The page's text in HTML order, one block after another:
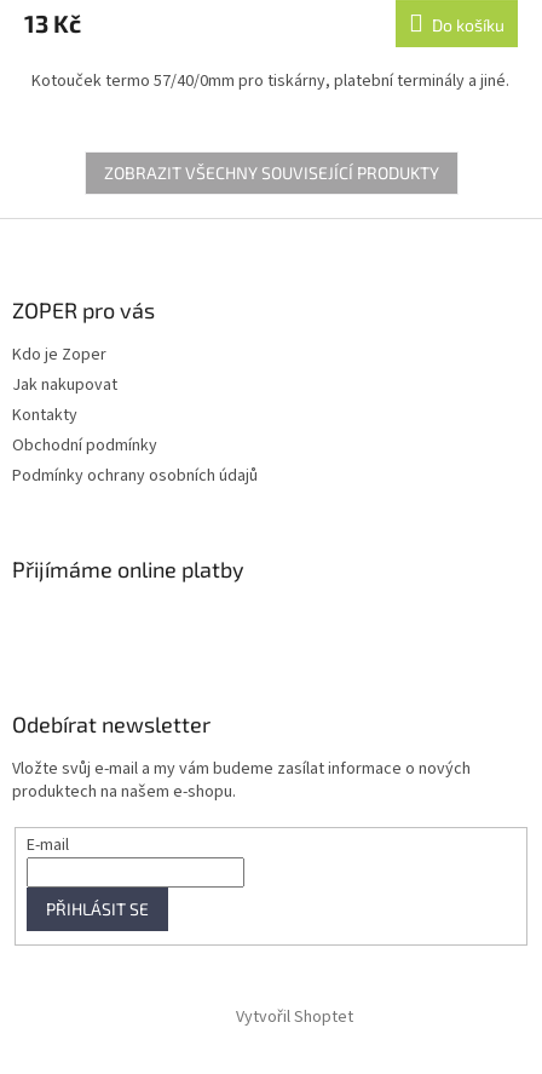
produktu
je
13 Kč Do košíku
Kotouček termo 57/40/0mm pro tiskárny, platební terminály a jiné.
ZOBRAZIT VŠECHNY SOUVISEJÍCÍ PRODUKTY
ZOPER pro vás
Kdo je Zoper
Jak nakupovat
Kontakty
Obchodní podmínky
Podmínky ochrany osobních údajů
Přijímáme online platby
Odebírat newsletter
Vložte svůj e-mail a my vám budeme zasílat informace o nových
produktech na našem e-shopu.
E-mail
PŘIHLÁSIT SE
Vytvořil Shoptet